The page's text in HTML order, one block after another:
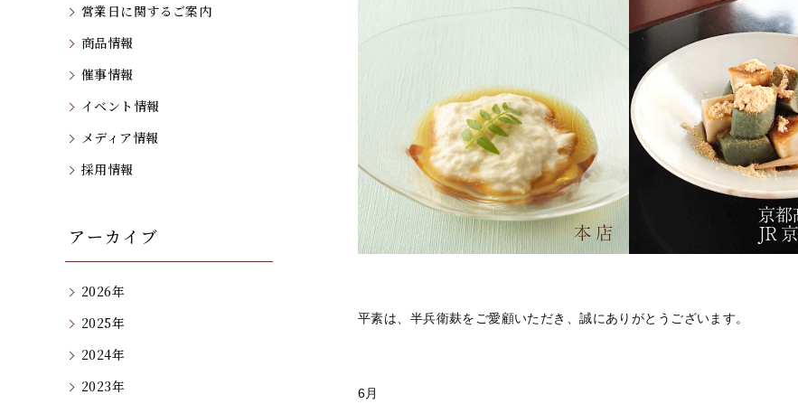
平素は、半兵衛麸をご愛顧いただき、誠にありがとうございます。
6月
営業日に関するご案内
商品情報
催事情報
イベント情報
メディア情報
採用情報
アーカイブ
2026年
2025年
2024年
2023年